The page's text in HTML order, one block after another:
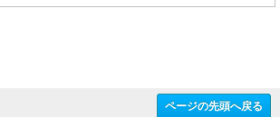
ページの先頭へ戻る